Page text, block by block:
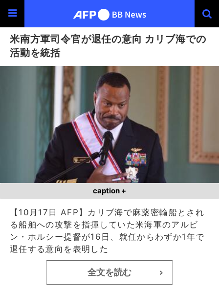
米南方軍司令官が退任の意向 カリブ海での
活動を統括
caption +
【10月17日 AFP】カリブ海で麻薬密輸船とされ
る船舶への攻撃を指揮していた米海軍のアルビ
ン・ホルシー提督が16日、就任からわずか1年で
退任する意向を表明した
全文を読む >